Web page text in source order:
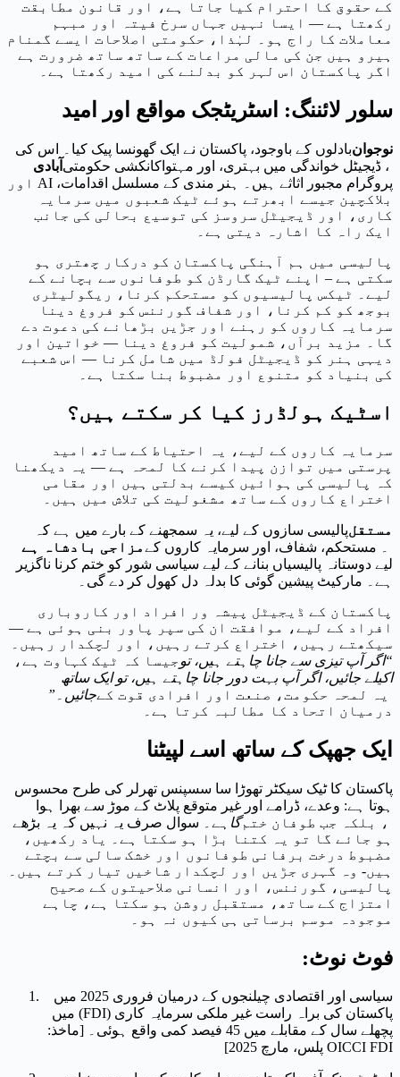
کے حقوق کا احترام کیا جاتا ہے، اور قانون مطابقت
رکھتا ہے — ایسا نہیں جہاں سرخ فیتہ اور مبہم
معاملات کا راج ہو۔ لہٰذا، حکومتی اصلاحات ایسے گمنام
ہیرو ہیں جن کی مالی مراعات کے ساتھ ساتھ ضرورت ہے
اگر پاکستان اس لہر کو بدلنے کی امید رکھتا ہے۔
سلور لائننگ: اسٹریٹجک مواقع اور امید
بادلوں کے باوجود، پاکستان نے ایک گھونسا پیک کیا۔ اس کینوجوان
آبادی ، ڈیجیٹل خواندگی میں بہتری، اور مہتواکانکشی حکومتی
پروگرام مجبور اثاثے ہیں۔ ہنر مندی کے مسلسل اقدامات، AI اور
بلاکچین جیسے ابھرتے ہوئے ٹیک شعبوں میں سرمایہ
کاری، اور ڈیجیٹل سروسز کی توسیع بحالی کی جانب
ایک راہ کا اشارہ دیتی ہے۔
پالیسی میں ہم آہنگی پاکستان کو درکار چھتری ہو
سکتی ہے – اپنے ٹیک گارڈن کو طوفانوں سے بچانے کے
لیے۔ ٹیکس پالیسیوں کو مستحکم کرنا، ریگولیٹری
بوجھ کو کم کرنا، اور شفاف گورننس کو فروغ دینا
سرمایہ کاروں کو رہنے اور جڑیں بڑھانے کی دعوت دے
گا۔ مزید برآں، شمولیت کو فروغ دینا — خواتین اور
دیہی ہنر کو ڈیجیٹل فولڈ میں شامل کرنا — اس شعبے
کی بنیاد کو متنوع اور مضبوط بنا سکتا ہے۔
اسٹیک ہولڈرز کیا کر سکتے ہیں؟
سرمایہ کاروں کے لیے، یہ احتیاط کے ساتھ امید
پرستی میں توازن پیدا کرنے کا لمحہ ہے — یہ دیکھنا
کہ پالیسی کی ہوائیں کیسے بدلتی ہیں اور مقامی
اختراع کاروں کے ساتھ مشغولیت کی تلاش میں ہیں۔
پالیسی سازوں کے لیے، یہ سمجھنے کے بارے میں ہے کہمستقل
مزاجی بادشاہ ہے ۔ مستحکم، شفاف، اور سرمایہ کاروں کے
لیے دوستانہ پالیسیاں بنانے کے لیے سیاسی شور کو ختم کرنا ناگزیر
ہے۔ مارکیٹ پیشین گوئی کا بدلہ دل کھول کر دے گی۔
پاکستان کے ڈیجیٹل پیشہ ور افراد اور کاروباری
افراد کے لیے، موافقت ان کی سپر پاور بنی ہوئی ہے —
سیکھتے رہیں، اختراع کرتے رہیں، اور لچکدار رہیں۔
جیسا کہ ٹیک کہاوت ہے، “اگر آپ تیزی سے جانا چاہتے ہیں، تو
اکیلے جائیں، اگر آپ بہت دور جانا چاہتے ہیں، تو ایک ساتھ
جائیں۔”یہ لمحہ حکومت، صنعت اور افرادی قوت کے
درمیان اتحاد کا مطالبہ کرتا ہے۔
ایک جھپک کے ساتھ اسے لپیٹنا
پاکستان کا ٹیک سیکٹر تھوڑا سا سسپنس تھرلر کی طرح محسوس
ہوتا ہے: وعدے، ڈرامے اور غیر متوقع پلاٹ کے موڑ سے بھرا ہوا
ہے۔ سوال صرف یہ نہیں کہ یہ بڑھے گا، بلکہ جب طوفان ختم
ہو جائے گا تو یہ کتنا بڑا ہو سکتا ہے۔ یاد رکھیں،
مضبوط درخت برفانی طوفانوں اور خشک سالی سے بچتے
ہیں- وہ گہری جڑیں اور لچکدار شاخیں تیار کرتے ہیں۔
پالیسی، گورننس، اور انسانی صلاحیتوں کے صحیح
امتزاج کے ساتھ، مستقبل روشن ہو سکتا ہے، چاہے
موجودہ موسم برساتی ہی کیوں نہ ہو۔
فوٹ نوٹ:
سیاسی اور اقتصادی چیلنجوں کے درمیان فروری 2025 میں
پاکستان کی براہ راست غیر ملکی سرمایہ کاری (FDI) میں
پچھلے سال کے مقابلے میں 45 فیصد کمی واقع ہوئی۔ [ماخذ:
OICCI FDI پلس، مارچ 2025]